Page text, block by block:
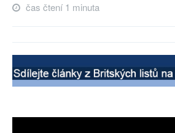
RUBRIKY
čas čtení 1 minuta